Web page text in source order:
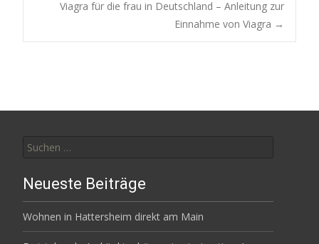
navigation
Viagra für die frau in Deutschland – Anleitung zur
Einnahme von Viagra →
nach:
Neueste Beiträge
Wohnen in Hattersheim direkt am Main